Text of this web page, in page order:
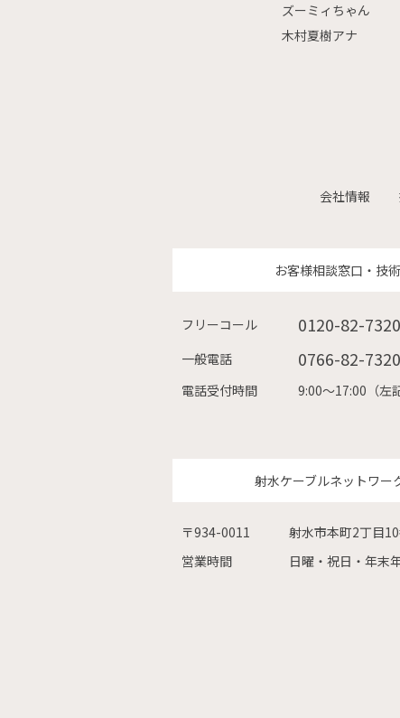
ズーミィちゃん
木村夏樹アナ
会社情報
お客様相談窓口・技
フリーコール 0120-82-7320
一般電話 0766-82-7320
電話受付時間 9:00〜17:00（左
射水ケーブルネットワー
〒934-0011
射水市本町2丁目
営業時間
日曜・祝日・年末